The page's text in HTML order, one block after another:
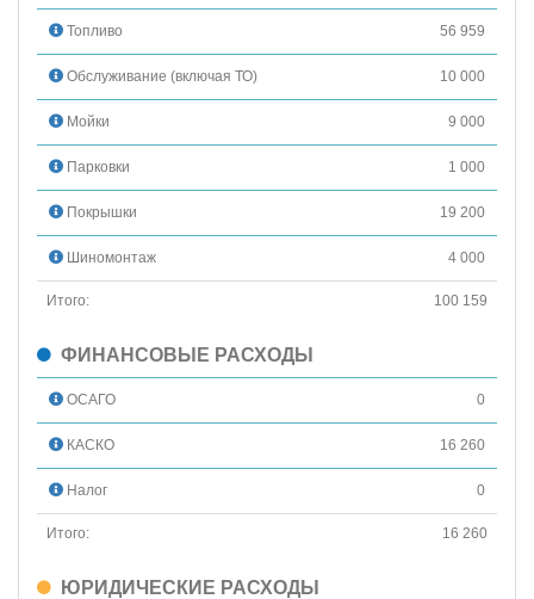
Топливо 56 959
Обслуживание (включая ТО) 10 000
Мойки 9 000
Парковки 1 000
Покрышки 19 200
Шиномонтаж 4 000
Итого: 100 159
ФИНАНСОВЫЕ РАСХОДЫ
ОСАГО 0
КАСКО 16 260
Налог 0
Итого: 16 260
ЮРИДИЧЕСКИЕ РАСХОДЫ